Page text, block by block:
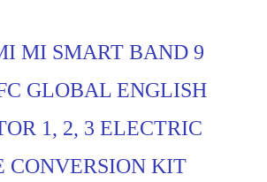
MI SMART BAND 9
GLOBAL ENGLISH
1, 2, 3 ELECTRIC
CONVERSION KIT